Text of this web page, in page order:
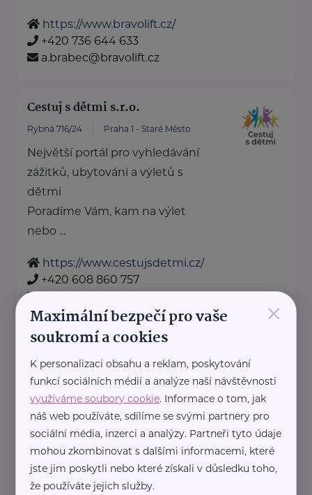
https://www.bravolift.cz/
+420 736 644 633
a.brabec@bravolift.cz
Cestuj s dětmi s.r.o.
Rybná 716/24 Praha 1 - Staré Město
Největší portál pro vyhledávání
zážitků, ubytování a výletů s
dětmi
Poradíme Vám, kam na výlet
nebo ...
https://www.cestujsdetmi.cz/
+420 608 860 757
Cosmee Vision s. r. o.
Kodaňská 1441/46 Praha 10
Sallie je značka lesní kosmetiky z
Karlových Varů.
Propojuje kvalitní přírodní
ingredience, blahodárné účinky
vřídelní soli ...
×
Maximální bezpečí pro vaše
soukromí a cookies
K personalizaci obsahu a reklam, poskytování
funkcí sociálních médií a analýze naší návštěvnosti
využíváme soubory cookie. Informace o tom, jak
náš web používáte, sdílíme se svými partnery pro
sociální média, inzerci a analýzy. Partneři tyto údaje
mohou zkombinovat s dalšími informacemi, které
jste jim poskytli nebo které získali v důsledku toho,
že používáte jejich služby.